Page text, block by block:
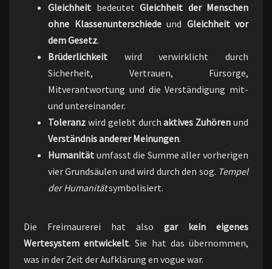
Gleichheit bedeutet Gleichheit der Menschen
ohne Klassenunterschiedeund Gleichheit vor
dem Gesetz.
Brüderlichkeit
wird verwirklicht durch
Sicherheit, Vertrauen, Fürsorge,
Mitverantwortung und die Verständigung mit-
und untereinander.
Toleranz wird gelebt durchaktives Zuhören und
Verständnis anderer Meinungen.
Humanität umfasst die Summe aller vorherigen
vier Grundsäulen und wird durch den sog. Tempel
der Humanitätsymbolisiert.
Die Freimaurerei hat also gar kein eigenes
Wertesystem entwickelt. Sie hat das übernommen,
was in der Zeit der Aufklärung en vogue war.